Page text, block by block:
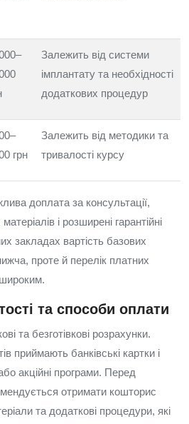
Залежить від системи
імплантату та необхідності
додаткових процедур
грн
Залежить від методики та
тривалості курсу
доплата за консультації,
і розширені гарантійні
закладах вартість базових
проте й перелік платних
та способи оплати
та безготівкові розрахунки.
приймають банківські картки і
акційні програми. Перед
отримати кошторис
та додаткові процедури, які